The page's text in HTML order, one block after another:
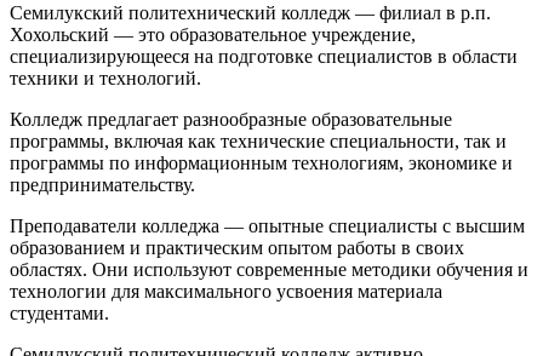
Семилукский политехнический колледж — филиал в р.п.
Хохольский — это образовательное учреждение,
специализирующееся на подготовке специалистов в области
техники и технологий.
Колледж предлагает разнообразные образовательные
программы, включая как технические специальности, так и
программы по информационным технологиям, экономике и
предпринимательству.
Преподаватели колледжа — опытные специалисты с высшим
образованием и практическим опытом работы в своих
областях. Они используют современные методики обучения и
технологии для максимального усвоения материала
студентами.